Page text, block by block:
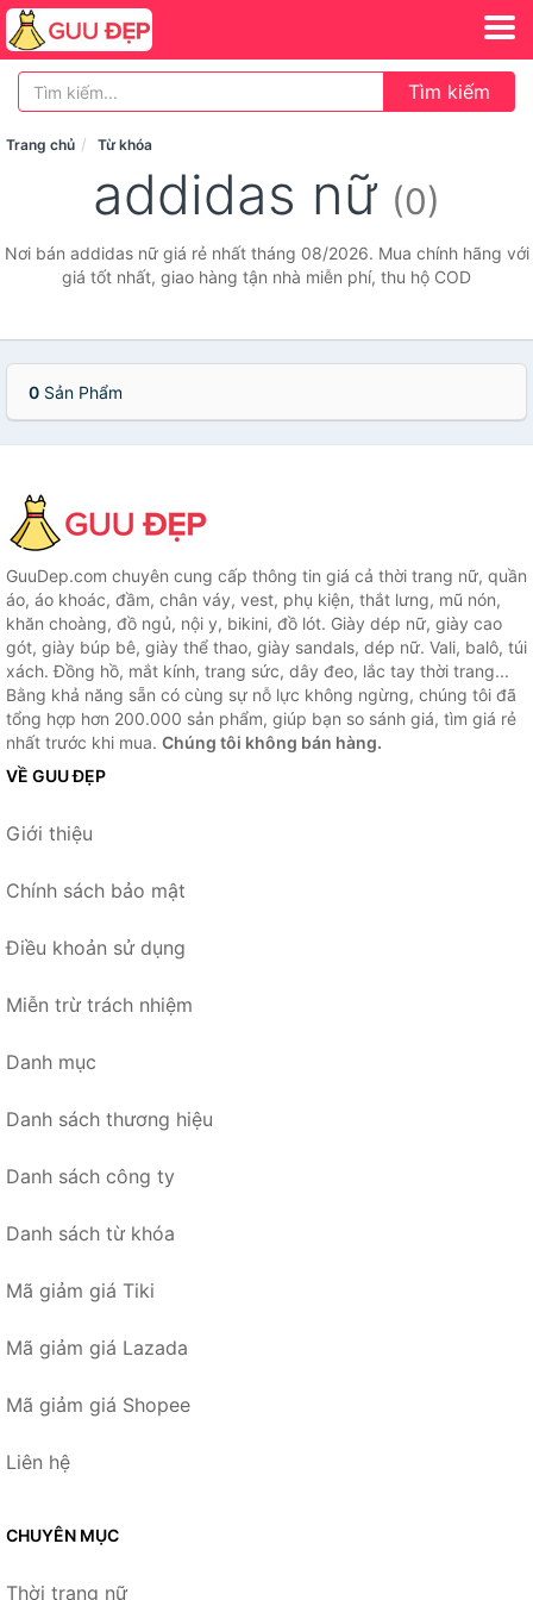
Tìm kiếm
Trang chủ Từ khóa
addidas nữ (0)
Nơi bán addidas nữ giá rẻ nhất tháng 08/2026. Mua chính hãng với
giá tốt nhất, giao hàng tận nhà miễn phí, thu hộ COD
0 Sản Phẩm
GuuDep.com chuyên cung cấp thông tin giá cả thời trang nữ, quần
áo, áo khoác, đầm, chân váy, vest, phụ kiện, thắt lưng, mũ nón,
khăn choàng, đồ ngủ, nội y, bikini, đồ lót. Giày dép nữ, giày cao
gót, giày búp bê, giày thể thao, giày sandals, dép nữ. Vali, balô, túi
xách. Đồng hồ, mắt kính, trang sức, dây đeo, lắc tay thời trang...
Bằng khả năng sẵn có cùng sự nỗ lực không ngừng, chúng tôi đã
tổng hợp hơn 200.000 sản phẩm, giúp bạn so sánh giá, tìm giá rẻ
nhất trước khi mua. Chúng tôi không bán hàng.
VỀ GUU ĐẸP
Giới thiệu
Chính sách bảo mật
Điều khoản sử dụng
Miễn trừ trách nhiệm
Danh mục
Danh sách thương hiệu
Danh sách công ty
Danh sách từ khóa
Mã giảm giá Tiki
Mã giảm giá Lazada
Mã giảm giá Shopee
Liên hệ
CHUYÊN MỤC
Thời trang nữ